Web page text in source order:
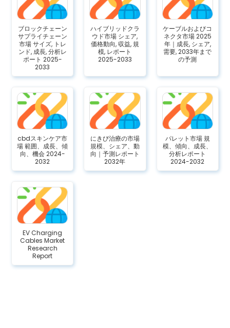
ブロックチェーン
サプライチェーン
市場 サイズ, トレ
ンド, 成長, 分析レ
ポート 2025-
2033
ハイブリッドクラ
ウド市場 シェア,
価格動向, 収益, 規
模, レポート
2025-2033
ケーブルおよびコ
ネクタ市場 2025
年｜成長, シェア,
需要, 2033年まで
の予測
cbdスキンケア市
場 範囲、成長、傾
向、機会 2024-
2032
にきび治療の市場
規模、シェア、動
向｜予測レポート
2032年
パレット市場 規
模、傾向、成長、
分析レポート
2024-2032
EV Charging
Cables Market
Research
Report